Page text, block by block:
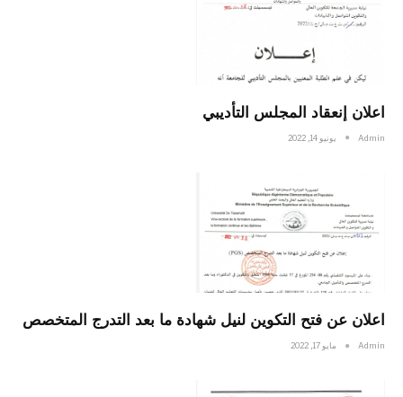
اعلان إنعقاد المجلس التأديبي
Admin يونيو 14, 2022
اعلان عن فتح التكوين لنيل شهادة ما بعد التدرج المتخصص
Admin مايو 17, 2022